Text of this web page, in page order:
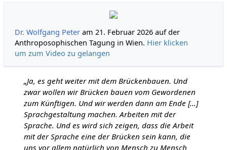
Dr. Wolfgang Peter am 21. Februar 2026 auf der
Anthroposophischen Tagung in Wien. Hier klicken
um zum Video zu gelangen
„Ja, es geht weiter mit dem Brückenbauen. Und
zwar wollen wir Brücken bauen vom Gewordenen
zum Künftigen. Und wir werden dann am Ende […]
Sprachgestaltung machen. Arbeiten mit der
Sprache. Und es wird sich zeigen, dass die Arbeit
mit der Sprache eine der Brücken sein kann, die
uns vor allem natürlich von Mensch zu Mensch